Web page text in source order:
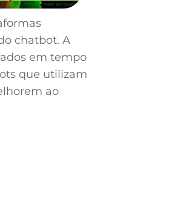
chatbot. A
em tempo
que utilizam
ao